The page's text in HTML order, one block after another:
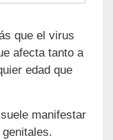
que el virus
afecta tanto a
edad que
manifestar